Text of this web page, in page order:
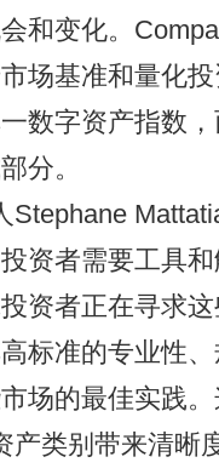
和变化。
场基准和量化
数字资产指数
分。
资者需要工具
资者正在寻求
标准的专业性
场的最佳实践
产类别带来清晰